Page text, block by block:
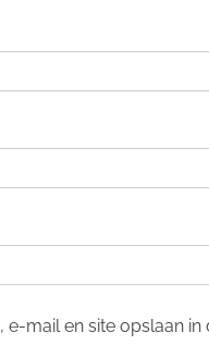
e-mail en site opslaan